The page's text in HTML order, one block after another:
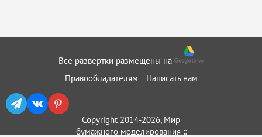
Все развертки размещены на
Правообладателям
Написать нам
Copyright 2014-2026, Мир
бумажного моделирования ::